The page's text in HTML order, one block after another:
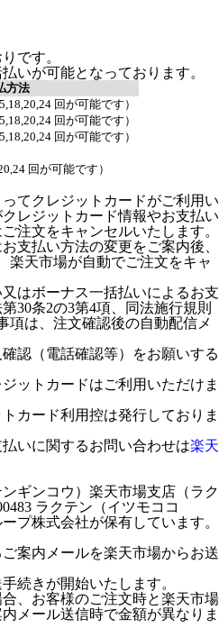
です。
いが可能となっております。
方法
回が可能です）
回が可能です）
回が可能です）
回が可能です）
てクレジットカードがご利用い
レジットカード情報やお支払い
注文をキャンセルいたします。
支払い方法の変更をご案内後、
楽天市場が自動でご注文をキャ
はボーナス一括払いによるお支
30条2の3第4項、同法施行規則
項は、注文確認後の自動配信メ
認（電話確認等）をお願いする
ットカードはご利用いただけま
カード利用控は発行しておりま
いに関するお問い合わせは楽天
ギンコウ）楽天市場支店（ラク
ラクテン（イツモココ
プ株式会社が保有しています。
案内メールを楽天市場からお送
続きが開始いたします。
、お客様のご注文時と楽天市場
メール送信時で金額が異なりま